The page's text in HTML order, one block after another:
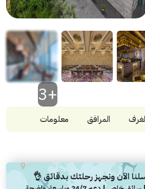
+3
المرافق معلومات
الآن ونجهز رحلتك بدقائق 👌